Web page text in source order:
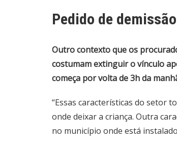
Pedido de demissão
Outro contexto que os
costumam extinguir o vínculo
começa por volta de 3h da
“Essas características do setor
onde deixar a criança. Outra
no município onde está